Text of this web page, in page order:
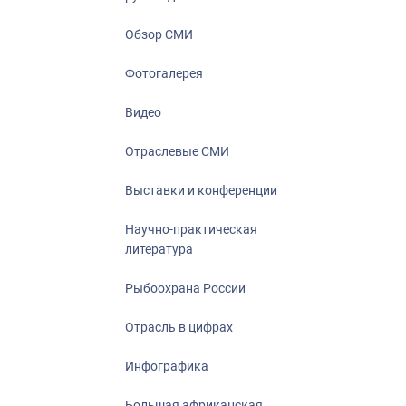
Большая
Укрепление
События в
Обзор СМИ
Фотогалерея
Видео
Отраслевые СМИ
Выставки и конференции
Научно-практическая
литература
Рыбоохрана России
Отрасль в цифрах
Инфографика